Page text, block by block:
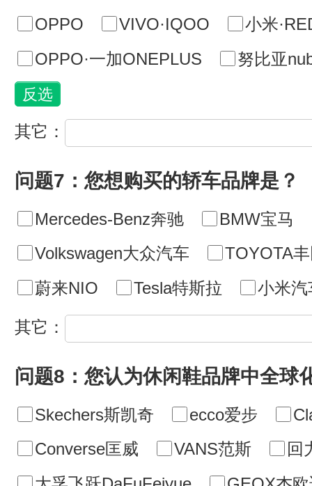
OPPO
VIVO·IQOO
小米
OPPO·一加ONEPLUS
努比亚
其它：
问题7：您想购买的轿车品牌是？
Mercedes-Benz奔驰
BMW宝马
Volkswagen大众汽车
TOYOTA
蔚来NIO
Tesla特斯拉 小米汽
其它：
问题8：您认为休闲鞋品牌中全球
Skechers斯凯奇 ecco爱步
Converse匡威
VANS范斯
回